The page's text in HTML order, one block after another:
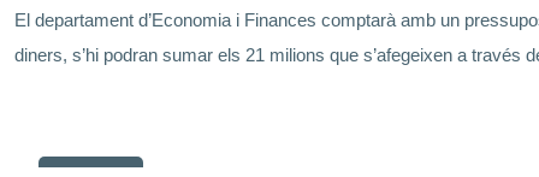
El departament d’Economia i Finances comptarà amb un
diners, s’hi podran sumar els 21 milions que s’afegeixen a